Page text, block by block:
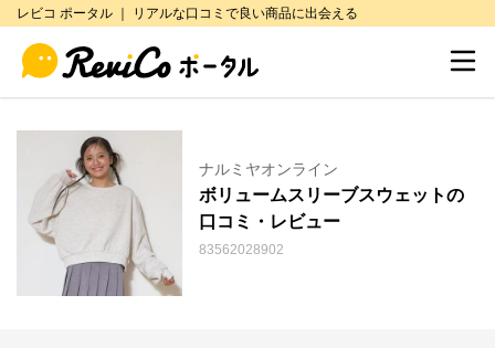
レビコ ポータル ｜ リアルな口コミで良い商品に出会える
ナルミヤオンライン
ボリュームスリーブスウェットの
口コミ・レビュー
83562028902